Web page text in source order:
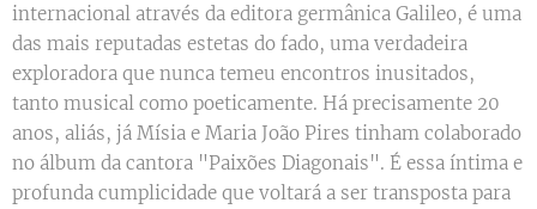
internacional através da editora germânica Galileo, é uma
das mais reputadas estetas do fado, uma verdadeira
exploradora que nunca temeu encontros inusitados,
tanto musical como poeticamente. Há precisamente 20
anos, aliás, já Mísia e Maria João Pires tinham colaborado
no álbum da cantora "Paixões Diagonais". É essa íntima e
profunda cumplicidade que voltará a ser transposta para